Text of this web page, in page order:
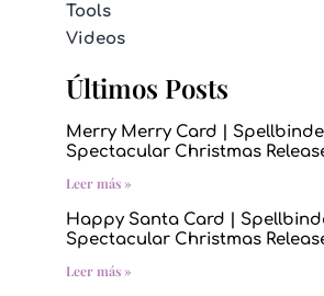
Tools
Videos
Últimos Posts
Merry Merry Card |
Spectacular Christmas
Leer más »
Happy Santa Card |
Spectacular Christmas
Leer más »